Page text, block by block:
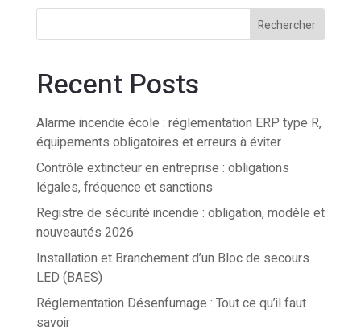
Rechercher
Recent Posts
Alarme incendie école : réglementation ERP type R,
équipements obligatoires et erreurs à éviter
Contrôle extincteur en entreprise : obligations
légales, fréquence et sanctions
Registre de sécurité incendie : obligation, modèle et
nouveautés 2026
Installation et Branchement d’un Bloc de secours
LED (BAES)
Réglementation Désenfumage : Tout ce qu’il faut
savoir